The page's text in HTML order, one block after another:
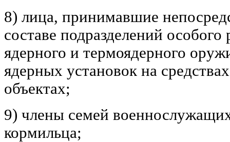
8) лица, принимавшие
составе подразделений
ядерного и термоядерного
ядерных установок на
объектах;
9) члены семей
кормильца;